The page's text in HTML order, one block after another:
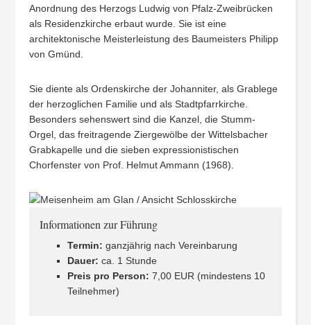
Anordnung des Herzogs Ludwig von Pfalz-Zweibrücken
als Residenzkirche erbaut wurde. Sie ist eine
architektonische Meisterleistung des Baumeisters Philipp
von Gmünd.
Sie diente als Ordenskirche der Johanniter, als Grablege
der herzoglichen Familie und als Stadtpfarrkirche.
Besonders sehenswert sind die Kanzel, die Stumm-
Orgel, das freitragende Ziergewölbe der Wittelsbacher
Grabkapelle und die sieben expressionistischen
Chorfenster von Prof. Helmut Ammann (1968).
Informationen zur Führung
Termin: ganzjährig nach Vereinbarung
Dauer: ca. 1 Stunde
Preis pro Person: 7,00 EUR (mindestens 10
Teilnehmer)